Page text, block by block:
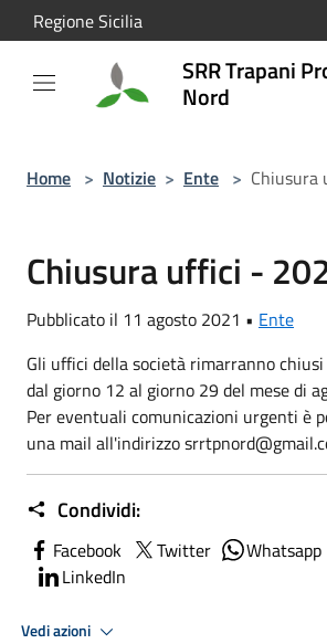
Salta al contenuto principale
Regione Sicilia
SRR Trapani
Nord
Home > Notizie > Ente > Chiusura
Chiusura uffici -
Pubblicato il 11 agosto 2021 • Ente
Gli uffici della società rimarranno
dal giorno 12 al giorno 29 del mese di
Per eventuali comunicazioni urgenti è
una mail all'indirizzo
Condividi:
Facebook Twitter Whatsapp
LinkedIn
Vedi azioni